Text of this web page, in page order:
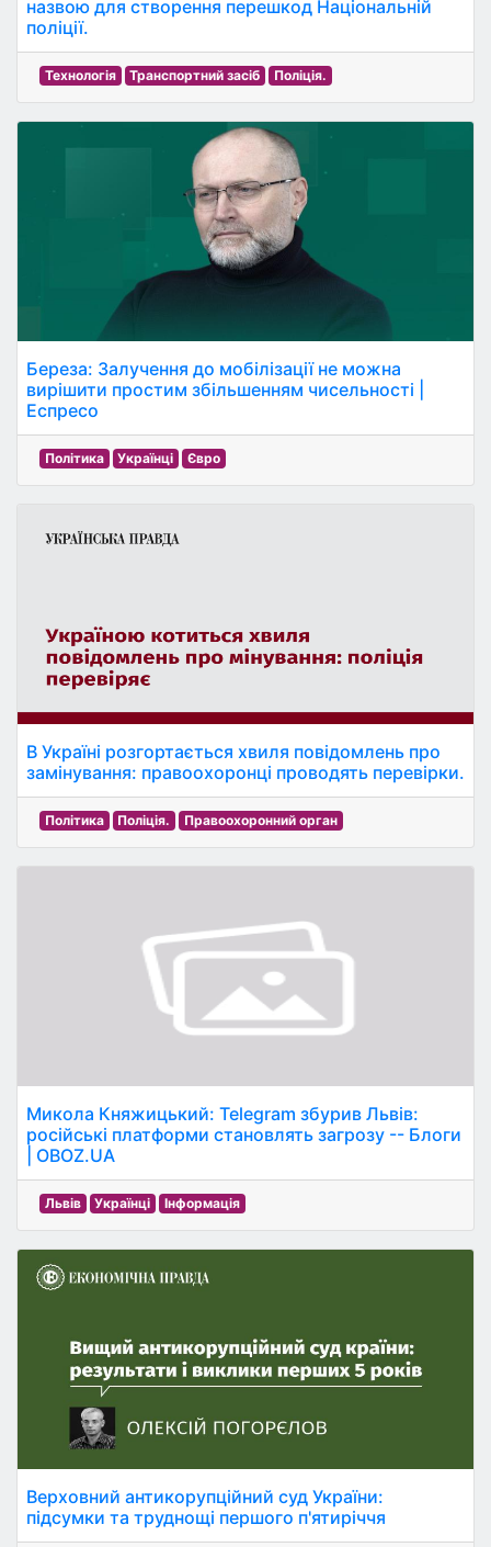
назвою для створення перешкод Національній
поліції.
Технологія Транспортний засіб Поліція.
Береза: Залучення до мобілізації не можна
вирішити простим збільшенням чисельності |
Еспресо
Політика Українці Євро
В Україні розгортається хвиля повідомлень про
замінування: правоохоронці проводять перевірки.
Політика Поліція. Правоохоронний орган
Микола Княжицький: Telegram збурив Львів:
російські платформи становлять загрозу -- Блоги
| OBOZ.UA
Львів Українці Інформація
Верховний антикорупційний суд України:
підсумки та труднощі першого п'ятиріччя